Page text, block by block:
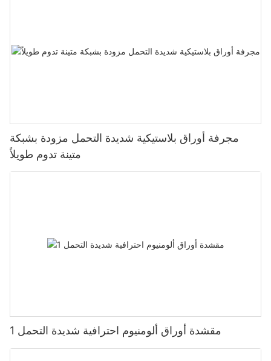
مجرفة أوراق بلاستيكية شديدة التحمل مزودة بشبكة
متينة تدوم طويلاً
مقشدة أوراق ألومنيوم احترافية شديدة التحمل 1